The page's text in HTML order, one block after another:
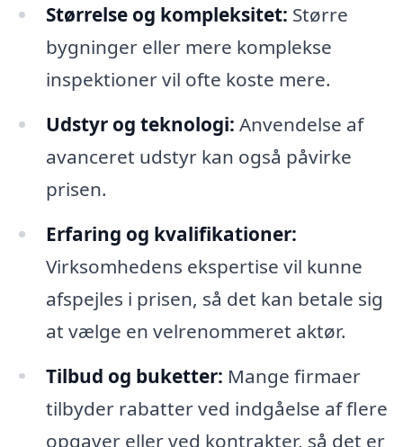
Størrelse og kompleksitet: Større
bygninger eller mere komplekse
inspektioner vil ofte koste mere.
Udstyr og teknologi: Anvendelse af
avanceret udstyr kan også påvirke
prisen.
Erfaring og kvalifikationer:
Virksomhedens ekspertise vil kunne
afspejles i prisen, så det kan betale sig
at vælge en velrenommeret aktør.
Tilbud og buketter: Mange firmaer
tilbyder rabatter ved indgåelse af flere
opgaver eller ved kontrakter, så det er